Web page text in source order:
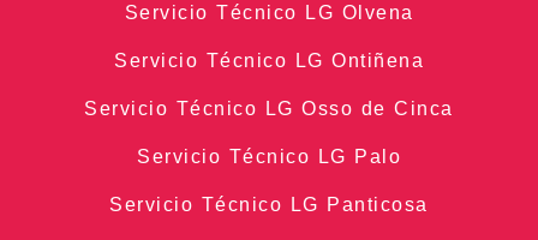
Servicio Técnico LG Olvena
Servicio Técnico LG Ontiñena
Servicio Técnico LG Osso de Cinca
Servicio Técnico LG Palo
Servicio Técnico LG Panticosa